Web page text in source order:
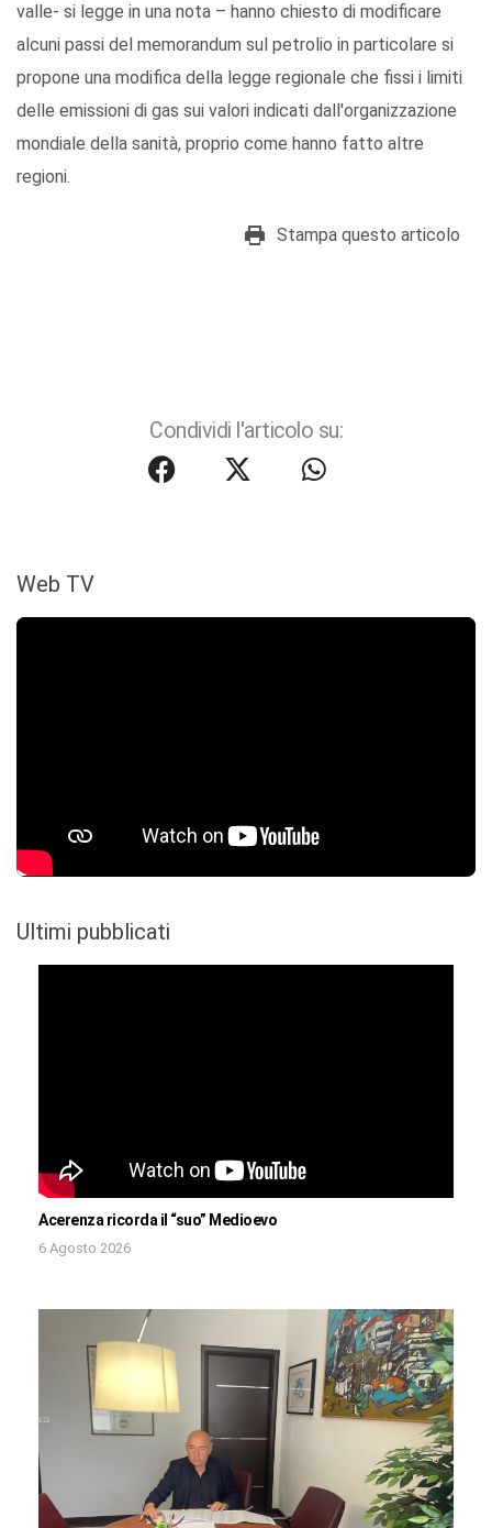
valle- si legge in una nota – hanno chiesto di modificare
alcuni passi del memorandum sul petrolio in particolare si
propone una modifica della legge regionale che fissi i limiti
delle emissioni di gas sui valori indicati dall'organizzazione
mondiale della sanità, proprio come hanno fatto altre
regioni.
Stampa questo articolo
Condividi l'articolo su:
Web TV
Ultimi pubblicati
Acerenza ricorda il “suo” Medioevo
6 Agosto 2026